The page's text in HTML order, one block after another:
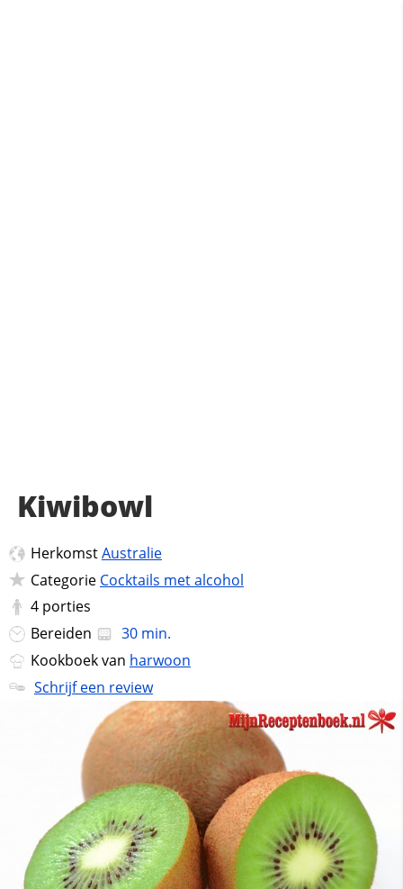
Kiwibowl
HerkomstAustralie
Categorie Cocktails met alcohol
4 porties
Bereiden
30 min.
Kookboek van harwoon
Schrijf een review